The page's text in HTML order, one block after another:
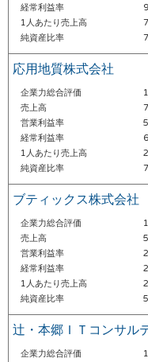
経常利益率
1人あたり売上高
純資産比率
応用地質株式会社
企業力総合評価
売上高
営業利益率
経常利益率
1人あたり売上高
純資産比率
ブティックス株式会社
企業力総合評価
売上高
営業利益率
経常利益率
1人あたり売上高
純資産比率
辻・本郷ＩＴコンサル
企業力総合評価